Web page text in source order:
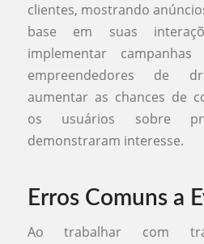
clientes, mostrando
base em suas
implementar
empreendedores de
aumentar as chances de
os usuários sobre
demonstraram interesse.
Erros Comuns a
Ao trabalhar com